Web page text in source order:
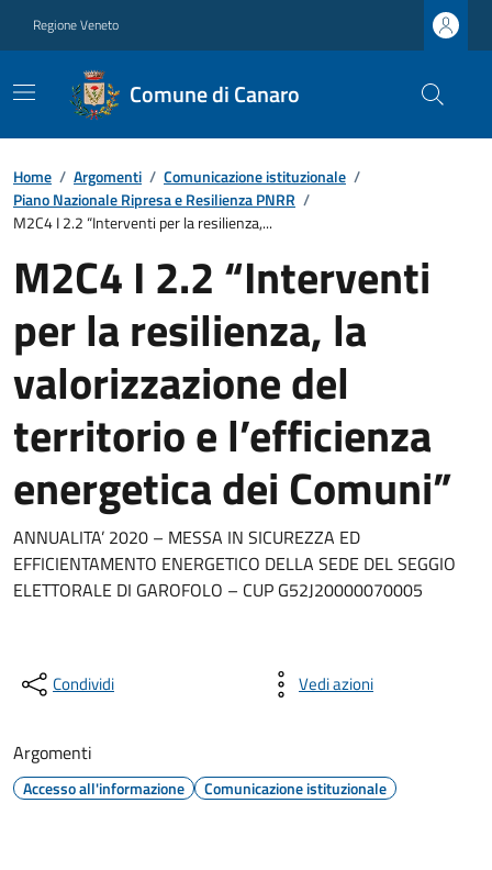
Regione Veneto
Comune di Canaro
Home / Argomenti / Comunicazione istituzionale /
Piano Nazionale Ripresa e Resilienza PNRR /
M2C4 I 2.2 “Interventi per la resilienza,...
M2C4 I 2.2 “Interventi
per la resilienza, la
valorizzazione del
territorio e l’efficienza
energetica dei Comuni”
ANNUALITA’ 2020 – MESSA IN SICUREZZA ED
EFFICIENTAMENTO ENERGETICO DELLA SEDE DEL SEGGIO
ELETTORALE DI GAROFOLO – CUP G52J20000070005
Condividi Vedi azioni
Argomenti
Accesso all'informazione Comunicazione istituzionale